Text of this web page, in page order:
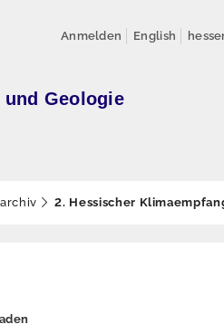
Anmelden English
Geologie
2. Hessischer